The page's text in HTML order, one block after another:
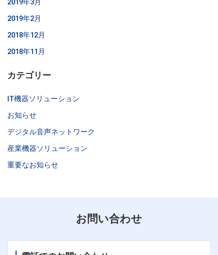
2019年2月
2018年12月
2018年11月
カテゴリー
IT機器ソリューション
お知らせ
デジタル音声ネットワーク
産業機器ソリューション
重要なお知らせ
お問い合わせ